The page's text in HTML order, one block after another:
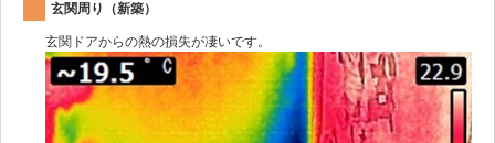
玄関周り（新築）
玄関ドアからの熱の損失が凄いです。